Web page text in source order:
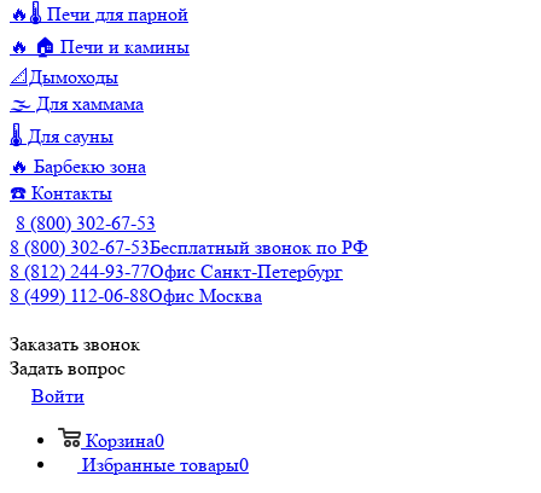
🔥🌡️ Печи для парной
🔥 🏠 Печи и камины
📐Дымоходы
🌫️ Для хаммама
🌡️ Для сауны
🔥 Барбекю зона
☎️ Контакты
8 (800) 302-67-53
8 (800) 302-67-53Бесплатный звонок по РФ
8 (812) 244-93-77Офис Санкт-Петербург
8 (499) 112-06-88Офис Москва
Заказать звонок
Задать вопрос
Войти
Корзина0
Избранные товары0